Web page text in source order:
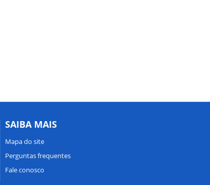
SAIBA MAIS
Mapa do site
Perguntas frequentes
Fale conosco